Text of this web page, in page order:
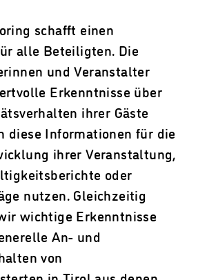
schafft einen
alle Beteiligten. Die
und Veranstalter
Erkenntnisse über
ihrer Gäste
diese Informationen für die
ihrer Veranstaltung,
oder
nutzen. Gleichzeitig
wichtige Erkenntnisse
An- und
von